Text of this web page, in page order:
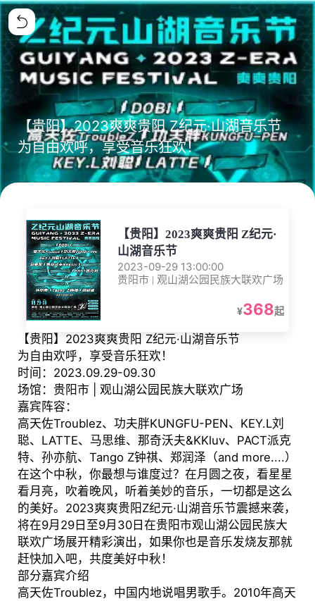
【贵阳】2023爽爽贵阳 Z纪元·山湖音乐节
为自由欢呼，享受音乐狂欢！
【贵阳】2023爽爽贵阳 Z纪元·
山湖音乐节
2023-09-29 13:00:00
贵阳市 | 观山湖公园民族大联欢广场
¥368起
【贵阳】2023爽爽贵阳 Z纪元·山湖音乐节
为自由欢呼，享受音乐狂欢！
时间：2023.09.29-09.30
场馆：贵阳市 | 观山湖公园民族大联欢广场
嘉宾阵容：
高天佐Troublez、功夫胖KUNGFU-PEN、KEY.L刘
聪、LATTE、马思维、那奇沃夫&KKluv、PACT派克
特、孙亦航、Tango Z钟祺、郑润泽（and more....）
在这个中秋，你最想与谁度过？在月圆之夜，看星星
看月亮，吹着晚风，听着美妙的音乐，一切都是这么
的美好。2023爽爽贵阳Z纪元·山湖音乐节震撼来袭，
将在9月29日至9月30日在贵阳市观山湖公园民族大
联欢广场展开精彩演出，如果你也是音乐发烧友那就
赶快加入吧，共度美好中秋！
部分嘉宾介绍
高天佐Troublez，中国内地说唱男歌手。2010年高天